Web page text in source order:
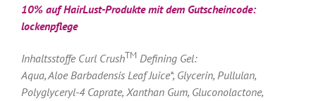
10% auf HairLust-Produkte mit dem Gutscheincode:
lockenpflege
Inhaltsstoffe Curl CrushTMDefining Gel:
Aqua, Aloe Barbadensis Leaf Juice*, Glycerin, Pullulan,
Polyglyceryl-4 Caprate, Xanthan Gum, Gluconolactone,